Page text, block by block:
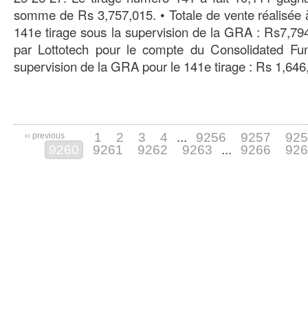
somme de Rs 3,757,015. • Totale de vente
141e tirage sous la supervision de la GRA :
par Lottotech pour le compte du Consolidated
supervision de la GRA pour le 141e tirage : Rs
‹‹ previous 1 2 3 4 ... 9256 9257
9260
9261 9262 9263 ... 9266